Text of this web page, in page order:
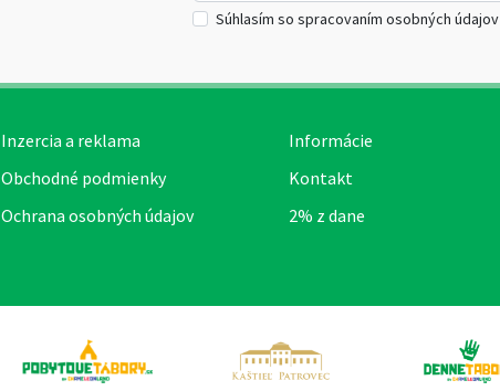
Súhlasím so spracovaním osobných údajov
Inzercia a reklama
Obchodné podmienky
Ochrana osobných údajov
Informácie
Kontakt
2% z dane